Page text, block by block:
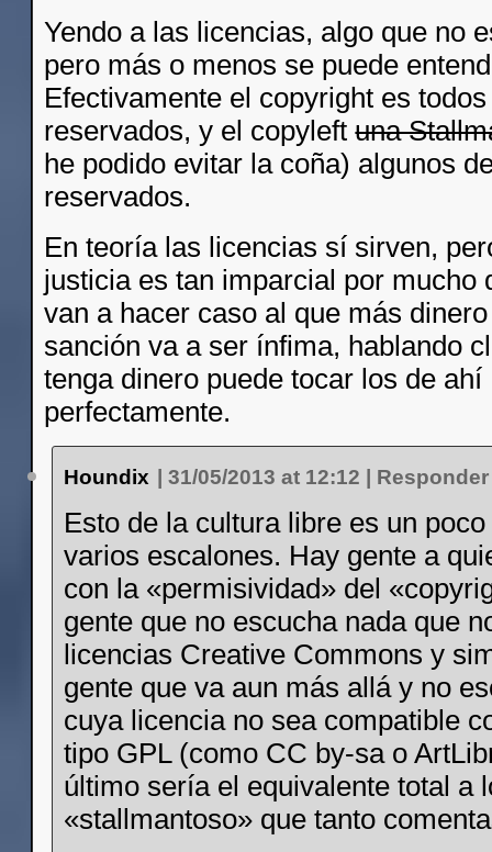
Yendo a las licencias, algo que no
pero más o menos se puede
Efectivamente el copyright es
reservados, y el copyleftuna
he podido evitar la coña) algunos
reservados.
En teoría las licencias sí sirven,
justicia es tan imparcial por mucho
van a hacer caso al que más
sanción va a ser ínfima, hablando
tenga dinero puede tocar los de ahí
perfectamente.
Houndix |31/05/2013 at 12:12 Responder
Esto de la cultura libre es un
varios escalones. Hay gente a
con la «permisividad» del
gente que no escucha nada que
licencias Creative Commons y
gente que va aun más allá y no
cuya licencia no sea compatible
tipo GPL (como CC by-sa o
último sería el equivalente total a
«stallmantoso» que tanto